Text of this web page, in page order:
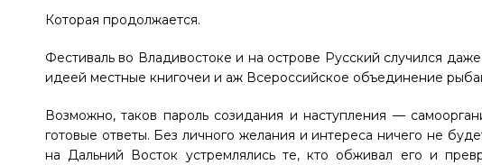
Которая продолжается.
Фестиваль во Владивостоке и на острове Русский случился
идеей местные книгочеи и аж Всероссийское объединение
Возможно, таков пароль созидания и наступления —
готовые ответы. Без личного желания и интереса ничего не
на Дальний Восток устремлялись те, кто обживал его и